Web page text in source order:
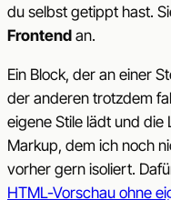
du selbst getippt hast.
Frontend an.
Ein Block, der an einer
der anderen trotzdem
eigene Stile lädt und
Markup, dem ich noch
vorher gern isoliert.
HTML-Vorschau ohne